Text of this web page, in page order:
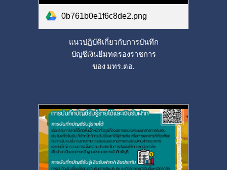
0b761b0e1f6c8de2.png
แนวปฏิบัติเกี่ยวกับการบันทึก
บัญชีเงินยืมทดรองราชการ
ของ มทร.ตอ.